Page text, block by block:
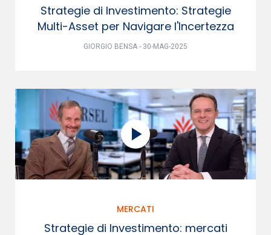
Strategie di Investimento: Strategie
Multi-Asset per Navigare l'Incertezza
GIORGIO BENSA - 30-MAG-2025
MERCATI
Strategie di Investimento: mercati